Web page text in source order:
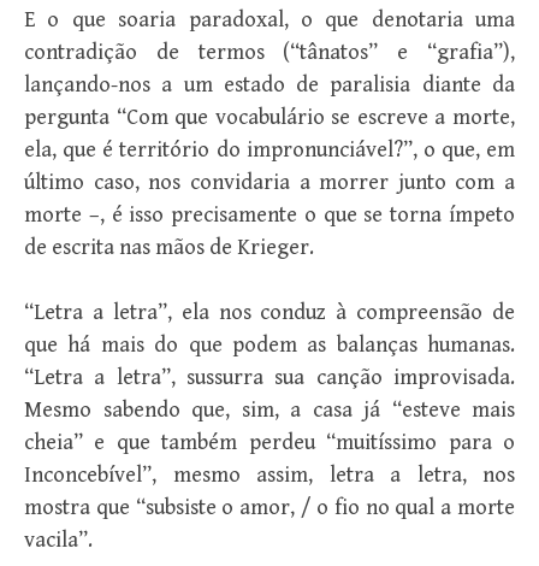
E o que soaria paradoxal, o que denotaria uma
contradição de termos (“tânatos” e “grafia”),
lançando-nos a um estado de paralisia diante da
pergunta “Com que vocabulário se escreve a morte,
ela, que é território do impronunciável?”, o que, em
último caso, nos convidaria a morrer junto com a
morte –, é isso precisamente o que se torna ímpeto
de escrita nas mãos de Krieger.
“Letra a letra”, ela nos conduz à compreensão de
que há mais do que podem as balanças humanas.
“Letra a letra”, sussurra sua canção improvisada.
Mesmo sabendo que, sim, a casa já “esteve mais
cheia” e que também perdeu “muitíssimo para o
Inconcebível”, mesmo assim, letra a letra, nos
mostra que “subsiste o amor, / o fio no qual a morte
vacila”.